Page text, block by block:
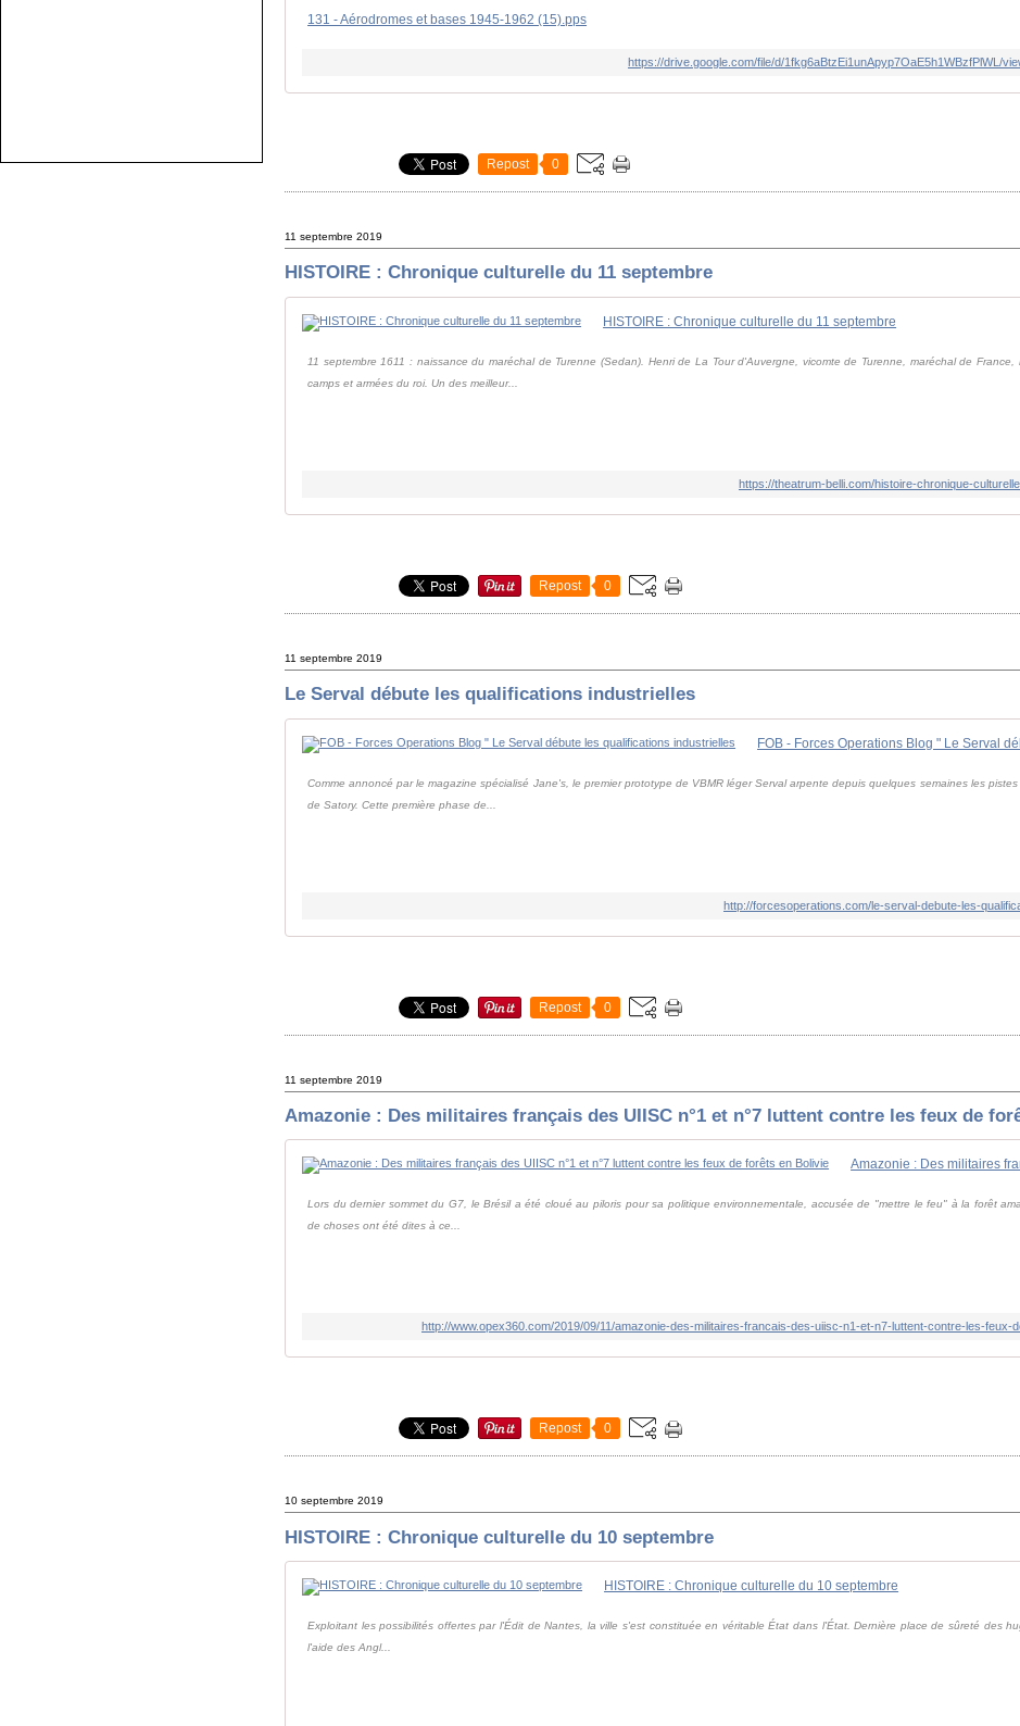
131 - Aérodromes et bases 1945-1962 (15).pps
https://drive.google.com/file/d/1fkg6aBtzEi1unApyp7OaE5h1WBzfPlWL/
Repost 0
11 septembre 2019
HISTOIRE : Chronique culturelle du 11 septembre
HISTOIRE : Chronique culturelle du 11 septembre
11 septembre 1611 : naissance du maréchal de Turenne (Sedan). Henri de La Tour d'Auvergne, vicomte de Turenne, maréchal de France,
camps et armées du roi. Un des meilleur...
https://theatrum-belli.com/histoire-chronique-
Repost 0
11 septembre 2019
Le Serval débute les qualifications industrielles
Comme annoncé par le magazine spécialisé Jane's, le premier prototype de VBMR léger Serval arpente depuis quelques semaines les
de Satory. Cette première phase de...
http://forcesoperations.com/le-serval-debute-les-
Repost 0
11 septembre 2019
Amazonie : Des militaires français des UIISC n°1 et n°7 luttent contre les feux de
Lors du dernier sommet du G7, le Brésil a été cloué au piloris pour sa politique environnementale, accusée de "mettre le feu" à la forêt
de choses ont été dites à ce...
http://www.opex360.com/2019/09/11/amazonie-des-militaires-francais-des-uiisc-n1-et-n7-luttent-contre-les-feux-
Repost 0
10 septembre 2019
HISTOIRE : Chronique culturelle du 10 septembre
HISTOIRE : Chronique culturelle du 10 septembre
Exploitant les possibilités offertes par l'Édit de Nantes, la ville s'est constituée en véritable État dans l'État. Dernière place de sûreté des
l'aide des Angl...